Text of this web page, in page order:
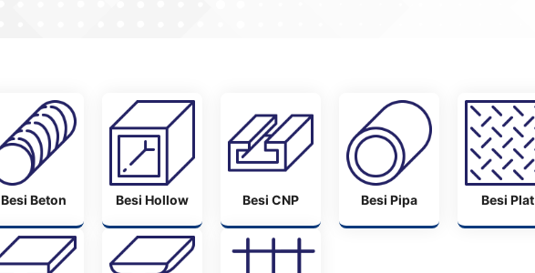
Besi Beton Besi Hollow Besi CNP Besi Pipa Besi Plat